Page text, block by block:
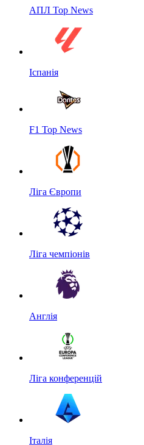
АПЛ Top News
Іспанія
F1 Top News
Ліга Європи
Ліга чемпіонів
Англія
Ліга конференцій
Італія